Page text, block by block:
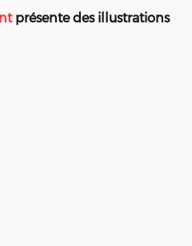
présente des illustrations